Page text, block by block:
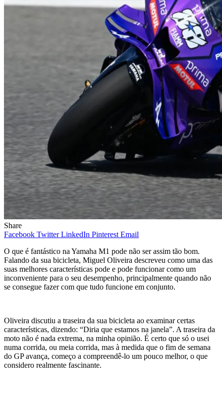
Share
Facebook Twitter LinkedIn Pinterest Email
O que é fantástico na Yamaha M1 pode não ser assim tão bom.
Falando da sua bicicleta, Miguel Oliveira descreveu como uma das
suas melhores características pode e pode funcionar como um
inconveniente para o seu desempenho, principalmente quando não
se consegue fazer com que tudo funcione em conjunto.
Oliveira discutiu a traseira da sua bicicleta ao examinar certas
características, dizendo: “Diria que estamos na janela”. A traseira da
moto não é nada extrema, na minha opinião. É certo que só o usei
numa corrida, ou meia corrida, mas à medida que o fim de semana
do GP avança, começo a compreendê-lo um pouco melhor, o que
considero realmente fascinante.